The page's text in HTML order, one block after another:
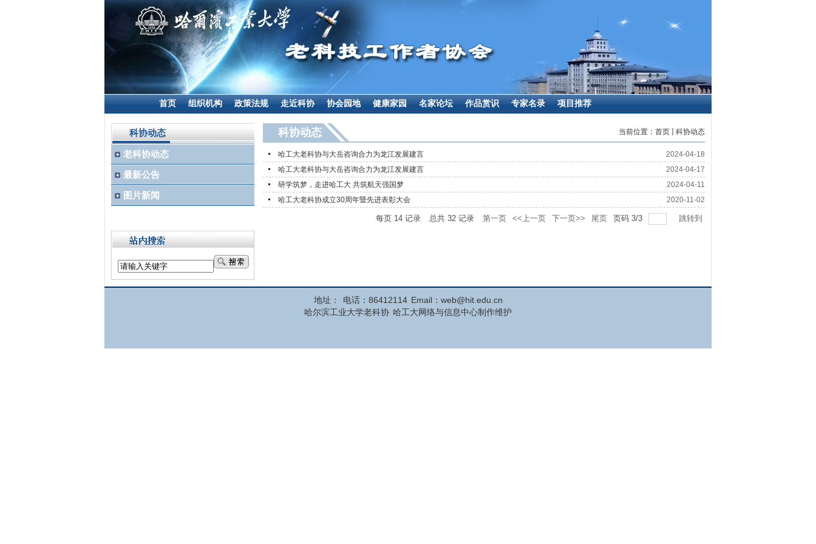
首页 组织机构 政策法规 走近科协 协会园地 健康家园 名家论坛 作品赏识 专家名录 项目推荐
科协动态
老科协动态
最新公告
图片新闻
科协动态 当前位置： 首页 科协动态
哈工大老科协与大岳咨询合力为龙江发展建言
2024-04-18
哈工大老科协与大岳咨询合力为龙江发展建言
2024-04-17
研学筑梦，走进哈工大 共筑航天强国梦
2024-04-11
哈工大老科协成立30周年暨先进表彰大会
2020-11-02
每页 14 记录 总共 32 记录 第一页 <<上一页 下一页>> 尾页 页码 3/3 跳转到
地址： 电话：86412114 Email：web@hit.edu.cn
哈尔滨工业大学老科协 哈工大网络与信息中心制作维护